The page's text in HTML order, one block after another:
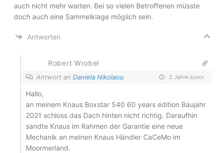
auch nicht mehr warten. Bei so vielen Betroffenen müsste
doch auch eine Sammelklage möglich sein.
Antworten
Robert Wrobel
Antwort an Daniela Nikolaou 2 Jahre zuvor
Hallo,
an meinem Knaus Boxstar 540 60 years edition Baujahr
2021 schloss das Dach hinten nicht richtig. Daraufhin
sandte Knaus im Rahmen der Garantie eine neue
Mechanik an meinen Knaus Händler CaCeMo im
Moormerland.